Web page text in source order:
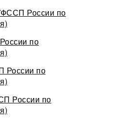
России по
по
России по
России по